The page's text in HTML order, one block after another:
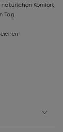
natürlichen Komfort
Tag